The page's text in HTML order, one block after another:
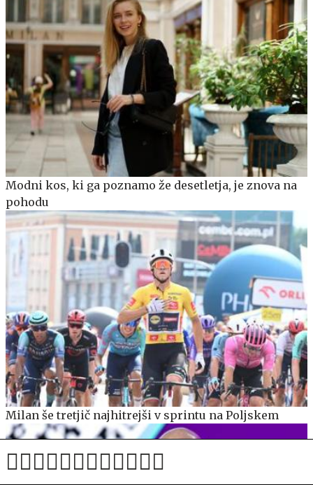
Modni kos, ki ga poznamo že desetletja, je znova na
pohodu
Milan še tretjič najhitrejši v sprintu na Poljskem